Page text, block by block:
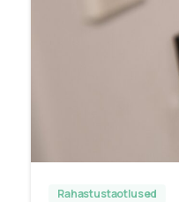
Rahastustaotlused